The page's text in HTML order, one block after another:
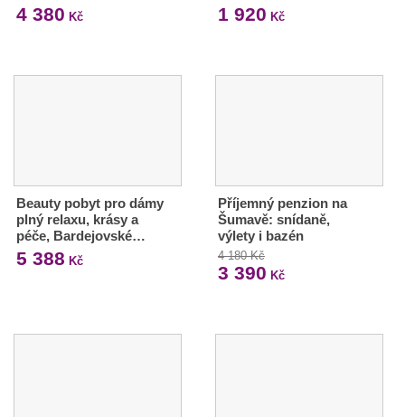
4 380 Kč 1 920 Kč
Beauty pobyt pro dámy
plný relaxu, krásy a
péče, Bardejovské…
5 388 Kč
Příjemný penzion na
Šumavě: snídaně,
výlety i bazén
4 180 Kč
3 390 Kč